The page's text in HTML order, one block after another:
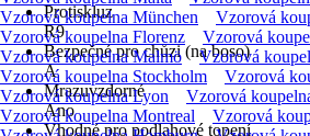
Protiskluz
R9
Bezpečné pro chůzi (na boso)
A
Mrazuvzdorné
Ano
Vhodné pro podlahové topení
Vzorová koupelna München
Vzorová
Vzorová koupelna Florenz
Vzorová
Vzorová koupelna Malmö
Vzorová
Vzorová koupelna Stockholm
Vzorová
Vzorová koupelna Lyon
Vzorová
Vzorová koupelna Montreal
Vzorová